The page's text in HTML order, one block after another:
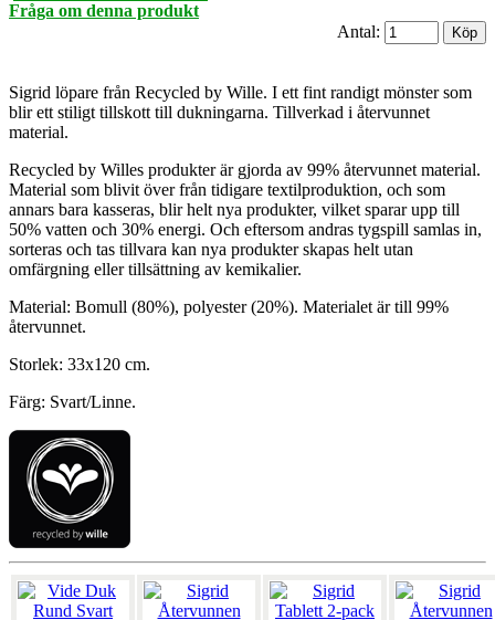
Fråga om denna produkt
Antal:
Sigrid löpare från Recycled by Wille. I ett fint randigt mönster som
blir ett stiligt tillskott till dukningarna. Tillverkad i återvunnet
material.
Recycled by Willes produkter är gjorda av 99% återvunnet material.
Material som blivit över från tidigare textilproduktion, och som
annars bara kasseras, blir helt nya produkter, vilket sparar upp till
50% vatten och 30% energi. Och eftersom andras tygspill samlas in,
sorteras och tas tillvara kan nya produkter skapas helt utan
omfärgning eller tillsättning av kemikalier.
Material: Bomull (80%), polyester (20%). Materialet är till 99%
återvunnet.
Storlek: 33x120 cm.
Färg: Svart/Linne.